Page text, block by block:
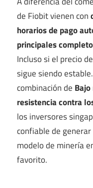
de Fiobit vienen con
horarios de pago
principales
Incluso si el precio
sigue siendo
combinación de
resistencia contra
los inversores
confiable de
modelo de minería
favorito.